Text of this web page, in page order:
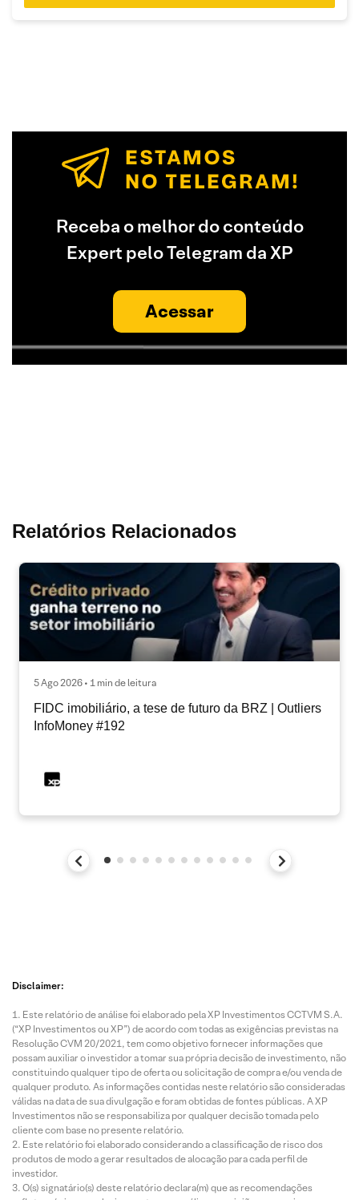
Receba o melhor do conteúdo
Expert pelo Telegram da XP
Acessar
Relatórios Relacionados
5 Ago 2026 • 1 min de leitura
FIDC imobiliário, a tese de futuro da BRZ | Outliers
InfoMoney #192
Disclaimer:
Este relatório de análise foi elaborado pela XP Investimentos CCTVM S.A.
(“XP Investimentos ou XP”) de acordo com todas as exigências previstas na
Resolução CVM 20/2021, tem como objetivo fornecer informações que
possam auxiliar o investidor a tomar sua própria decisão de investimento, não
constituindo qualquer tipo de oferta ou solicitação de compra e/ou venda de
qualquer produto. As informações contidas neste relatório são consideradas
válidas na data de sua divulgação e foram obtidas de fontes públicas. A XP
Investimentos não se responsabiliza por qualquer decisão tomada pelo
cliente com base no presente relatório.
Este relatório foi elaborado considerando a classificação de risco dos
produtos de modo a gerar resultados de alocação para cada perfil de
investidor.
O(s) signatário(s) deste relatório declara(m) que as recomendações